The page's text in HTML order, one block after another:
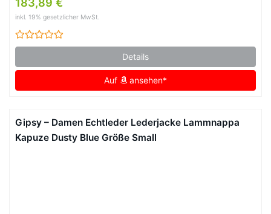
inkl. 19% gesetzlicher MwSt.
Details
Auf ansehen*
Gipsy – Damen Echtleder Lederjacke Lammnappa
Kapuze Dusty Blue Größe Small